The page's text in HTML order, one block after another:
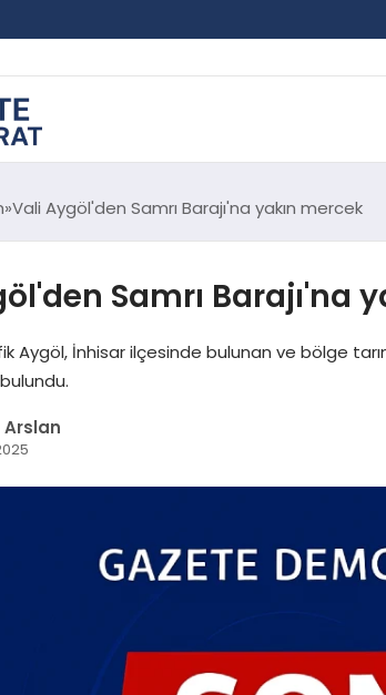
Vali Aygöl'den Samrı Barajı'na yakın mercek
Samrı Barajı'na
Aygöl, İnhisar ilçesinde bulunan ve bölge